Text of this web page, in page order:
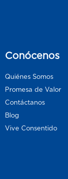
Conócenos
Quiénes Somos
Promesa de Valor
Contáctanos
Blog
Vive Consentido